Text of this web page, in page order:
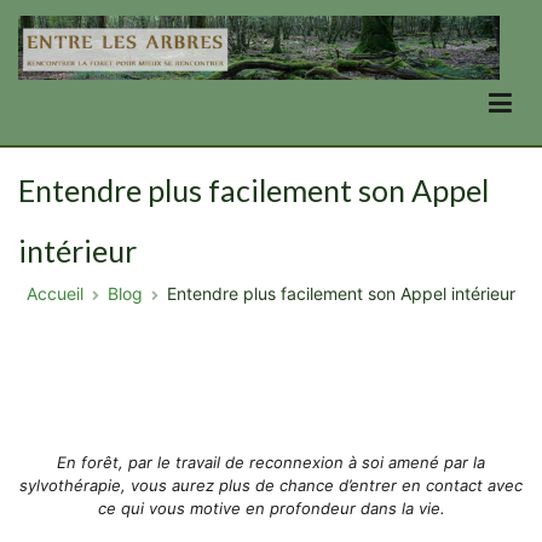
contenu
Entendre plus facilement son Appel
intérieur
Accueil Blog Entendre plus facilement son Appel intérieur
En forêt, par le travail de reconnexion à soi amené par la
sylvothérapie, vous aurez plus de chance d’entrer en contact avec
ce qui vous motive en profondeur dans la vie.